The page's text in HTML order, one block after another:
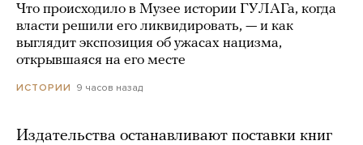
Что происходило в Музее истории ГУЛАГа, когда
власти решили его ликвидировать, — и как
выглядит экспозиция об ужасах нацизма,
открывшаяся на его месте
ИСТОРИИ 9 часов назад
Издательства останавливают поставки книг